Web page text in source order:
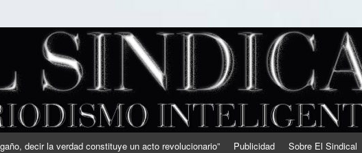
decir la verdad constituye un acto revolucionario” Publicidad Sobre El Sindical